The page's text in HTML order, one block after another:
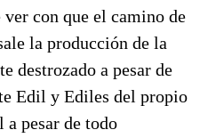
con que el camino de
la producción de la
destrozado a pesar de
Edil y Ediles del propio
pesar de todo